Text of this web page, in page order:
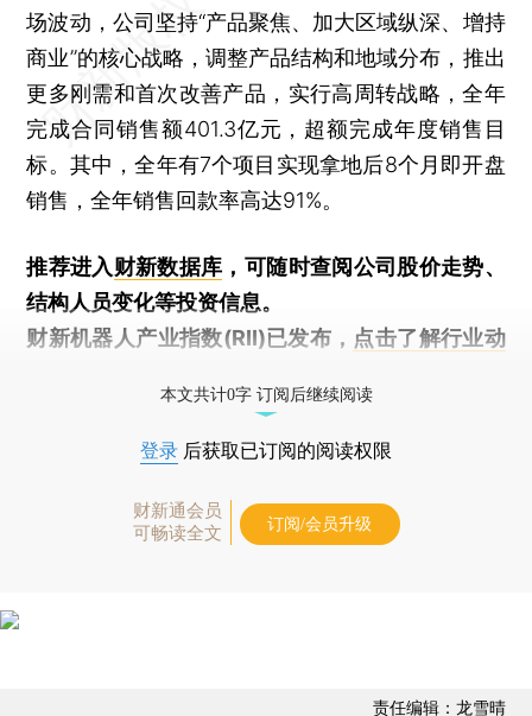
场波动，公司坚持“产品聚焦、加大区域纵深、增持
商业”的核心战略，调整产品结构和地域分布，推出
更多刚需和首次改善产品，实行高周转战略，全年
完成合同销售额401.3亿元，超额完成年度销售目
标。其中，全年有7个项目实现拿地后8个月即开盘
销售，全年销售回款率高达91%。
推荐进入财新数据库 ，可随时查阅公司股价走势、
结构人员变化等投资信息。
财新机器人产业指数(RII)已发布， 点击了解行业动
本文共计0字 订阅后继续阅读
登录 后获取已订阅的阅读权限
财新通会员
可畅读全文
订阅/会员升级
责任编辑：龙雪晴